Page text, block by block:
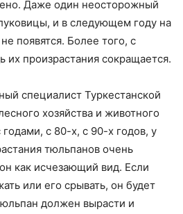
Даже один неосторожный
и в следующем году на
появятся. Более того, с
произрастания сокращается.
специалист Туркестанской
хозяйства и животного
с 80-х, с 90-х годов, у
тюльпанов очень
как исчезающий вид. Если
или его срывать, он будет
должен вырасти и